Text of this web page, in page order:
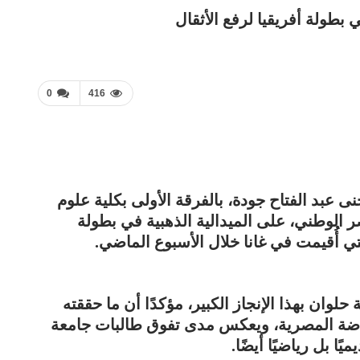
أفريقيا لرفع الأثقال
0 416
الفتاح جودة، بالفرقة الأولى بكلية علوم
الوطني، على الميدالية الذهبية في بطولة
أُقيمت في غانا خلال الأسبوع الماضي.
بهذا الإنجاز الكبير، مؤكدًا أن ما حققته
المصرية، ويعكس مدى تفوق طالبات جامعة
بل رياضيًا أيضًا.